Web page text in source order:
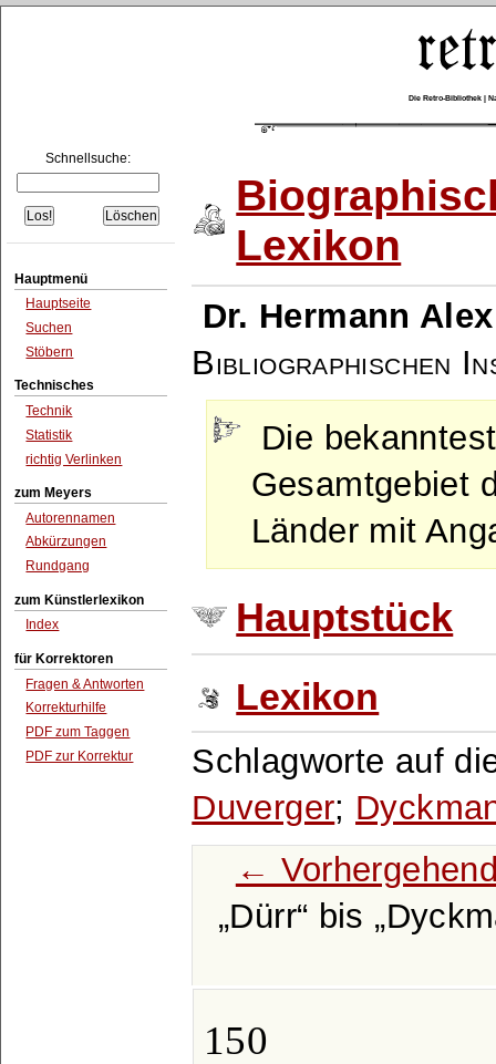
Die Retro-Bibliothek |
Schnellsuche:
Hauptmenü
Hauptseite
Suchen
Stöbern
Technisches
Technik
Statistik
richtig Verlinken
zum Meyers
Autorennamen
Abkürzungen
Rundgang
zum Künstlerlexikon
Index
für Korrektoren
Fragen & Antworten
Korrekturhilfe
PDF zum Taggen
PDF zur Korrektur
Lexikon
Dr. Hermann
Bibliographischen
Die
Gesamtgebiet
Länder mit
Hauptstück
Lexikon
Schlagworte auf
Duverger;
←
Dürr
bis
150